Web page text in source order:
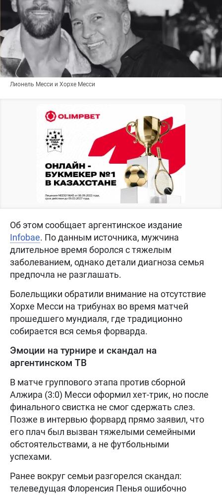
Лионель Месси и Хорхе Месси
Об этом сообщает аргентинское издание
Infobae. По данным источника, мужчина
длительное время боролся с тяжелым
заболеванием, однако детали диагноза семья
предпочла не разглашать.
Болельщики обратили внимание на отсутствие
Хорхе Месси на трибунах во время матчей
прошедшего мундиаля, где традиционно
собирается вся семья форварда.
Эмоции на турнире и скандал на
аргентинском ТВ
В матче группового этапа против сборной
Алжира (3:0) Месси оформил хет-трик, но после
финального свистка не смог сдержать слез.
Позже в интервью форвард прямо заявил, что
его плач был вызван тяжелыми семейными
обстоятельствами, а не футбольными
успехами.
Ранее вокруг семьи разгорелся скандал:
телеведущая Флоренсия Пенья ошибочно